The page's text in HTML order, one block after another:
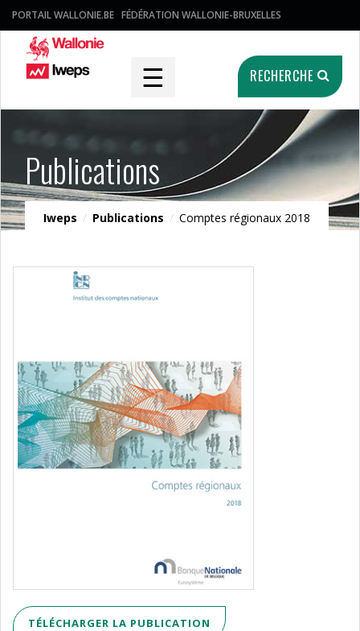
PORTAIL WALLONIE.BE FÉDÉRATION WALLONIE-BRUXELLES
☰ RECHERCHE
Publications
Iweps / Publications / Comptes régionaux 2018
TÉLÉCHARGER LA PUBLICATION